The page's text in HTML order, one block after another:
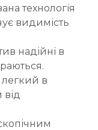
технологія
видимість
надійні в
легкий в
від